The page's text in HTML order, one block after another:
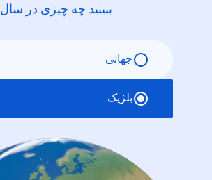
ببینید چه چیزی در سال
جهانی
بلژیک